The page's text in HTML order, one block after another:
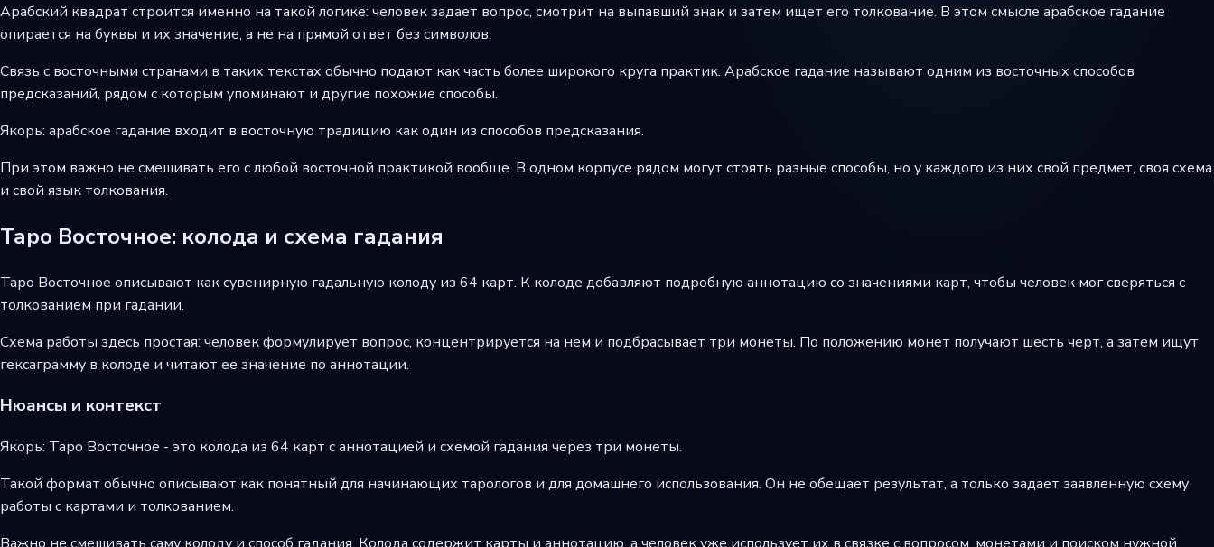
Арабский квадрат строится именно на такой логике: человек задает вопрос, смотрит на выпавший знак и затем ищет его толкование. В этом смысле арабское гадание
опирается на буквы и их значение, а не на прямой ответ без символов.
Связь с восточными странами в таких текстах обычно подают как часть более широкого круга практик. Арабское гадание называют одним из восточных способов
предсказаний, рядом с которым упоминают и другие похожие способы.
Якорь: арабское гадание входит в восточную традицию как один из способов предсказания.
При этом важно не смешивать его с любой восточной практикой вообще. В одном корпусе рядом могут стоять разные способы, но у каждого из них свой предмет, своя схема
и свой язык толкования.
Таро Восточное: колода и схема гадания
Таро Восточное описывают как сувенирную гадальную колоду из 64 карт. К колоде добавляют подробную аннотацию со значениями карт, чтобы человек мог сверяться с
толкованием при гадании.
Схема работы здесь простая: человек формулирует вопрос, концентрируется на нем и подбрасывает три монеты. По положению монет получают шесть черт, а затем ищут
гексаграмму в колоде и читают ее значение по аннотации.
Нюансы и контекст
Якорь: Таро Восточное - это колода из 64 карт с аннотацией и схемой гадания через три монеты.
Такой формат обычно описывают как понятный для начинающих тарологов и для домашнего использования. Он не обещает результат, а только задает заявленную схему
работы с картами и толкованием.